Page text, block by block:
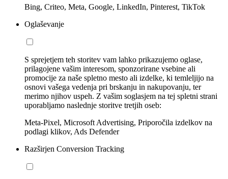
Bing, Criteo, Meta, Google, LinkedIn, Pinterest, TikTok
Oglaševanje
S sprejetjem teh storitev vam lahko prikazujemo oglase,
prilagojene vašim interesom, sponzorirane vsebine ali
promocije za naše spletno mesto ali izdelke, ki temleljijo na
osnovi vašega vedenja pri brskanju in nakupovanju, ter
merimo njihov uspeh. Z vašim soglasjem na tej spletni strani
uporabljamo naslednje storitve tretjih oseb:
Meta-Pixel, Microsoft Advertising, Priporočila izdelkov na
podlagi klikov, Ads Defender
Razširjen Conversion Tracking